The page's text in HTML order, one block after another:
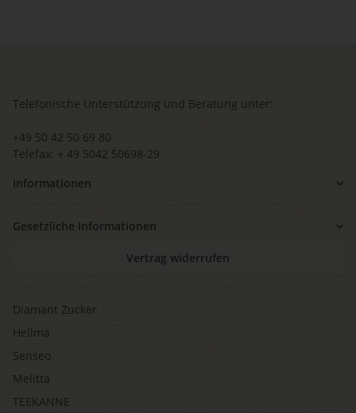
Telefonische Unterstützung und Beratung unter:
+49 50 42 50 69 80
Telefax: + 49 5042 50698-29
Informationen
Gesetzliche Informationen
Vertrag widerrufen
Diamant Zucker
Hellma
Senseo
Melitta
TEEKANNE